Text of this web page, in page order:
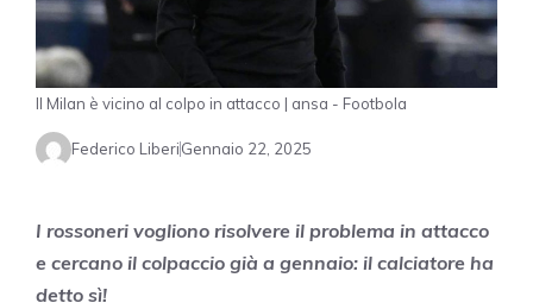
Il Milan è vicino al colpo in attacco | ansa - Footbola
Federico LiberiGennaio 22, 2025
I rossoneri vogliono risolvere il problema in attacco
e cercano il colpaccio già a gennaio: il calciatore ha
detto sì!